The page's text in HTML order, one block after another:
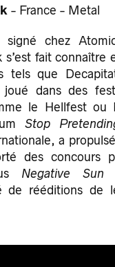
- France - Metal
signé chez
s’est fait connaître
tels que
dans des
le Hellfest ou
Stop
a
des concours
Negative Sun
de rééditions de